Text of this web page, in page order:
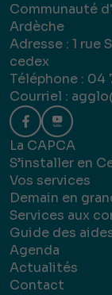
Communauté
Ardèche
Adresse : 1 rue
cedex
Téléphone : 04
Courriel :
La CAPCA
S’installer en
Vos services
Demain en
Services aux
Guide des
Agenda
Actualités
Contact